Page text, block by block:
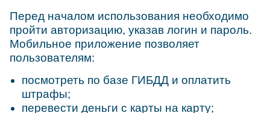
Перед началом использования необходимо
пройти авторизацию, указав логин и пароль.
Мобильное приложение позволяет
пользователям:
посмотреть по базе ГИБДД и оплатить
штрафы;
перевести деньги с карты на карту;